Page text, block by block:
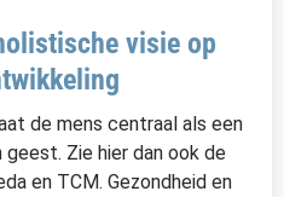
visie op
de mens centraal als een
geest. Zie hier dan ook de
en TCM. Gezondheid en